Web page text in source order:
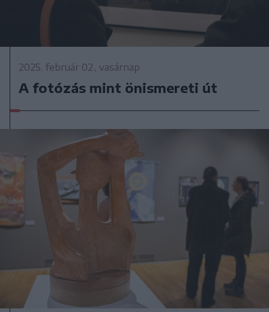
2025. február 02., vasárnap
A fotózás mint önismereti út